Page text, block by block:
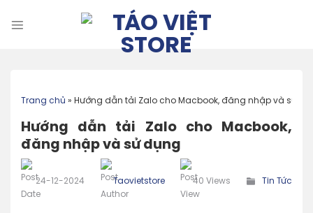
Trang chủ » Hướng dẫn tải Zalo cho Macbook, đăng nhập và sử
Hướng dẫn tải Zalo cho Macbook,
đăng nhập và sử dụng
24-12-2024 Taovietstore 40 Views Tin Tức